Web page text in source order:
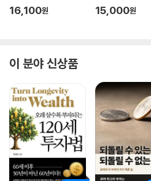
16,100원 15,000원
이 분야 신상품